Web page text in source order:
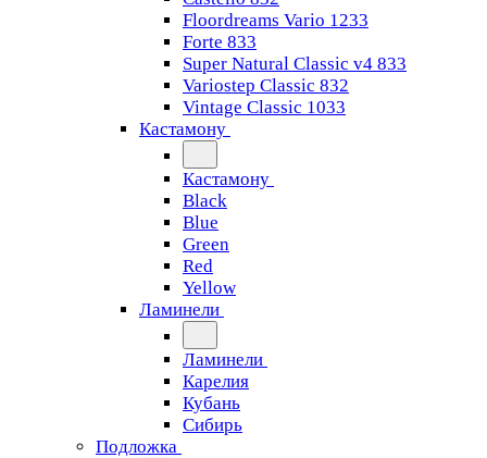
Floordreams Vario 1233
Forte 833
Super Natural Classic v4 833
Variostep Classic 832
Vintage Classic 1033
Кастамону
Кастамону
Black
Blue
Green
Red
Yellow
Ламинели
Ламинели
Карелия
Кубань
Сибирь
Подложка